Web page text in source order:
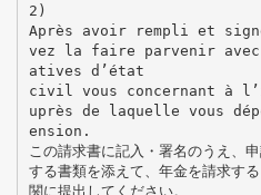
2)
Après avoir rempli et
vez la faire parvenir
atives d’état
civil vous concernant à
uprès de laquelle vous
ension.
この請求書に記入・署名のうえ、
する書類を添えて、年金を請求す